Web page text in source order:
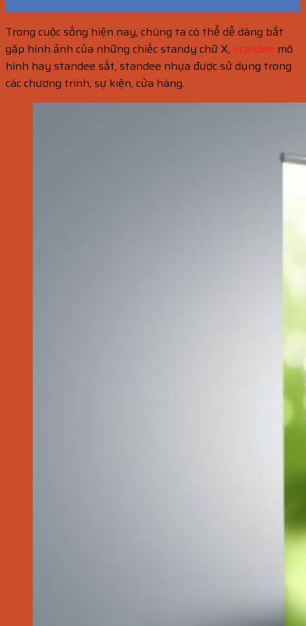
Trong cuộc sống hiện nay, chúng ta có thể dễ dàng bắt
gặp hình ảnh của những chiếc standy chữ X, standee mô
hình hay standee sắt, standee nhựa được sử dụng trong
các chương trình, sự kiện, cửa hàng.